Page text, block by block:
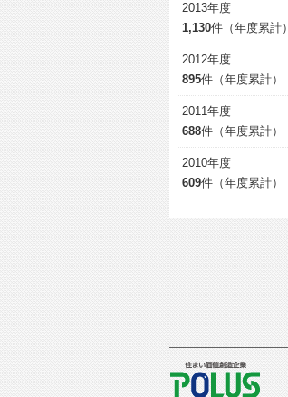
2013年度
1,130件（年度累計）
2012年度
895件（年度累計）
2011年度
688件（年度累計）
2010年度
609件（年度累計）